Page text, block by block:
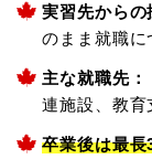
実習先からの
のまま就職に
主な就職先：
連施設、教育
卒業後は最